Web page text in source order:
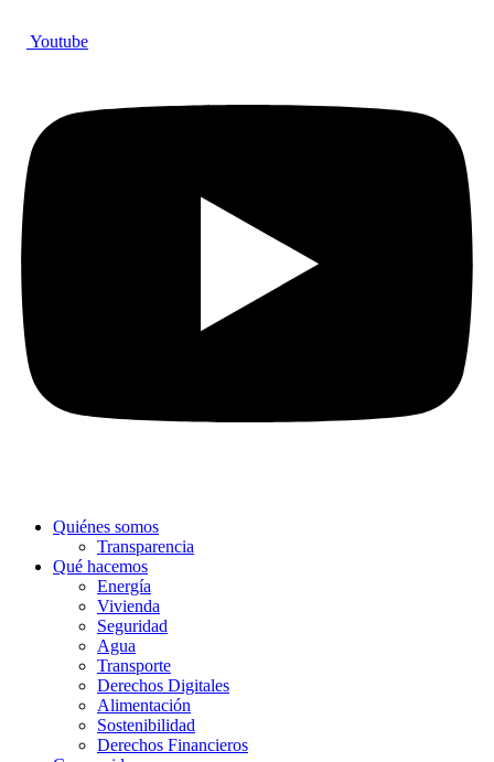
Youtube
Quiénes somos
Transparencia
Qué hacemos
Energía
Vivienda
Seguridad
Agua
Transporte
Derechos Digitales
Alimentación
Sostenibilidad
Derechos Financieros